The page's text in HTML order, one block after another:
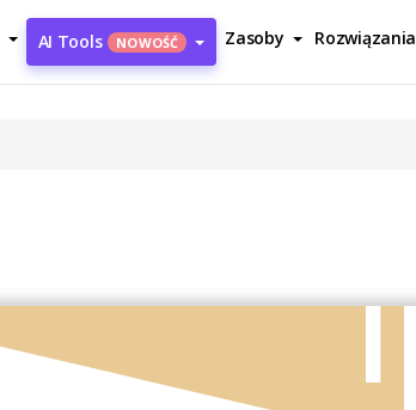
AI Tools NOWOŚĆ Zasoby Rozwiązania